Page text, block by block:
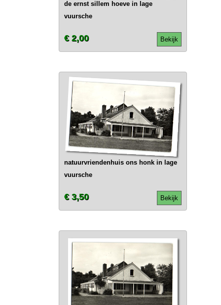
de ernst sillem hoeve in lage
vuursche
Bekijk
€ 2,00
natuurvriendenhuis ons honk in lage
vuursche
Bekijk
€ 3,50